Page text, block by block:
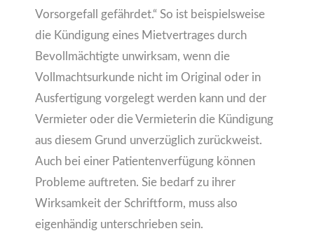
Vorsorgefall gefährdet.“ So ist beispielsweise
die Kündigung eines Mietvertrages durch
Bevollmächtigte unwirksam, wenn die
Vollmachtsurkunde nicht im Original oder in
Ausfertigung vorgelegt werden kann und der
Vermieter oder die Vermieterin die Kündigung
aus diesem Grund unverzüglich zurückweist.
Auch bei einer Patientenverfügung können
Probleme auftreten. Sie bedarf zu ihrer
Wirksamkeit der Schriftform, muss also
eigenhändig unterschrieben sein.